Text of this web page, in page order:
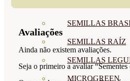
SEMILLAS
SEMILLAS RAÍZ
SEMILLAS
MICROGREEN
Avaliações
Ainda não existem avaliações.
Seja o primeiro a avaliar “Sementes